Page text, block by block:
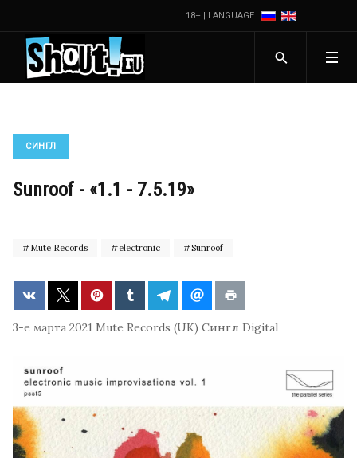
18+ | LANGUAGE:
СИНГЛ
Sunroof - «1.1 - 7.5.19»
Mute Records electronic Sunroof
3-е марта 2021 Mute Records (UK) Сингл Digital